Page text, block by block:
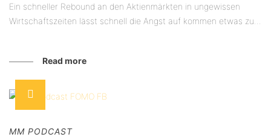
Ein schneller Rebound an den Aktienmärkten in ungewissen
Wirtschaftszeiten lässt schnell die Angst auf kommen etwas zu...
Read more
MM PODCAST